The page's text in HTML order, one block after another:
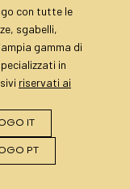
con tutte le
sgabelli,
gamma di
in
riservati ai
IT
PT